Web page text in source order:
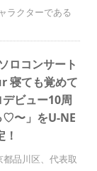
ラクターである
ロコンサート
寝ても覚めて
ビュー10周
♡〜」をU-NE
都品川区、代表取